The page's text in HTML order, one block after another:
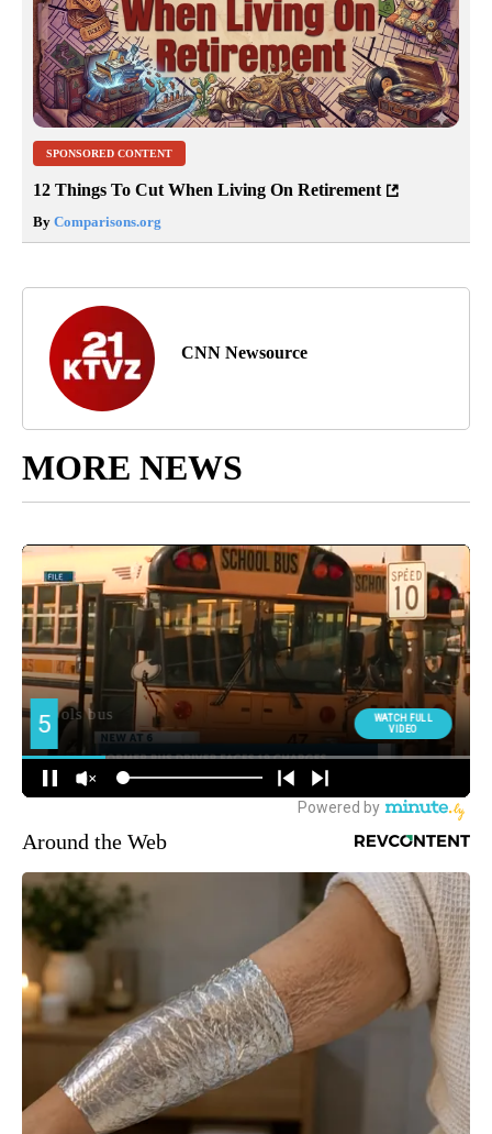
SPONSORED CONTENT
12 Things To Cut When Living On Retirement
By Comparisons.org
CNN Newsource
MORE NEWS
Around the Web